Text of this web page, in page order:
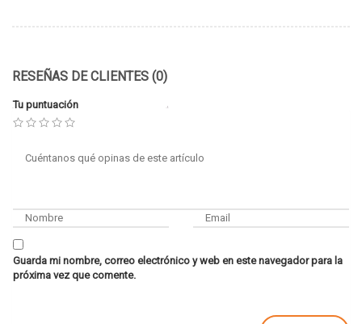
RESEÑAS DE CLIENTES (0)
Tu puntuación
Guarda mi nombre, correo electrónico y web en este navegador para la
próxima vez que comente.